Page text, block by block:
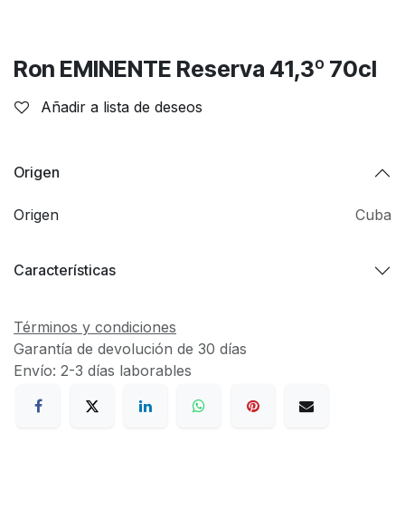
Ron EMINENTE Reserva 41,3º 70cl
Añadir a lista de deseos
Origen
Origen Cuba
Características
Términos y condiciones
Garantía de devolución de 30 días
Envío: 2-3 días laborables